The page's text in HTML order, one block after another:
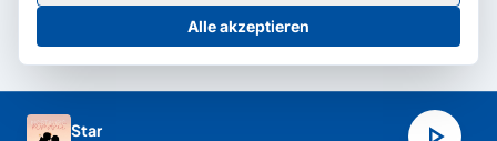
Star
BarrierefreiheitserklärungAGBDatenschutzImpressum
Cookie-Einstellungen
Alle akzeptieren